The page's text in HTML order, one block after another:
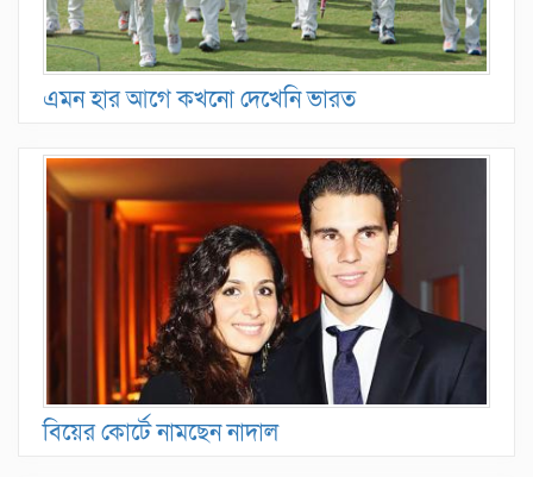
এমন হার আগে কখনো দেখেনি ভারত
বিয়ের কোর্টে নামছেন নাদাল